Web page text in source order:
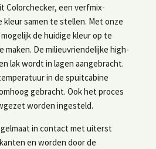
Colorchecker, een verfmix-
kleur samen te stellen. Met onze
de huidige kleur op te
maken. De milieuvriendelijke high-
lak wordt in lagen aangebracht.
in de spuitcabine
gebracht. Ook het proces
worden ingesteld.
in contact met uiterst
en worden door de